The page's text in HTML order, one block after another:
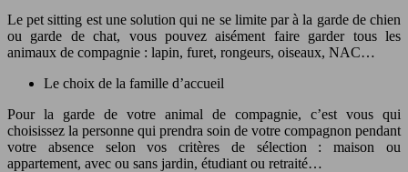
Le pet sitting est une solution qui ne se limite par à la garde de chien
ou garde de chat, vous pouvez aisément faire garder tous les
animaux de compagnie : lapin, furet, rongeurs, oiseaux, NAC…
Le choix de la famille d’accueil
Pour la garde de votre animal de compagnie, c’est vous qui
choisissez la personne qui prendra soin de votre compagnon pendant
votre absence selon vos critères de sélection : maison ou
appartement, avec ou sans jardin, étudiant ou retraité…